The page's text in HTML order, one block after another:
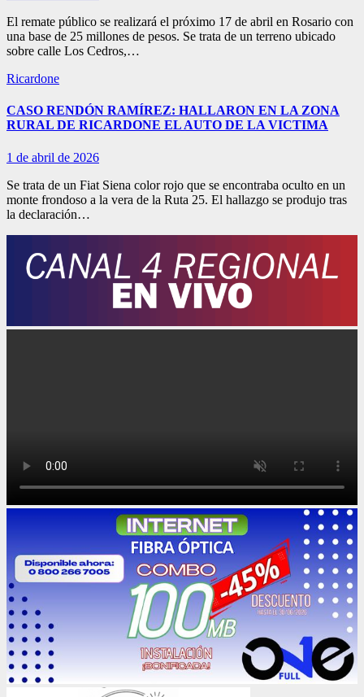
El remate público se realizará el próximo 17 de abril en Rosario con
una base de 25 millones de pesos. Se trata de un terreno ubicado
sobre calle Los Cedros,…
Ricardone
CASO RENDÓN RAMÍREZ: HALLARON EN LA ZONA
RURAL DE RICARDONE EL AUTO DE LA VICTIMA
1 de abril de 2026
Se trata de un Fiat Siena color rojo que se encontraba oculto en un
monte frondoso a la vera de la Ruta 25. El hallazgo se produjo tras
la declaración…